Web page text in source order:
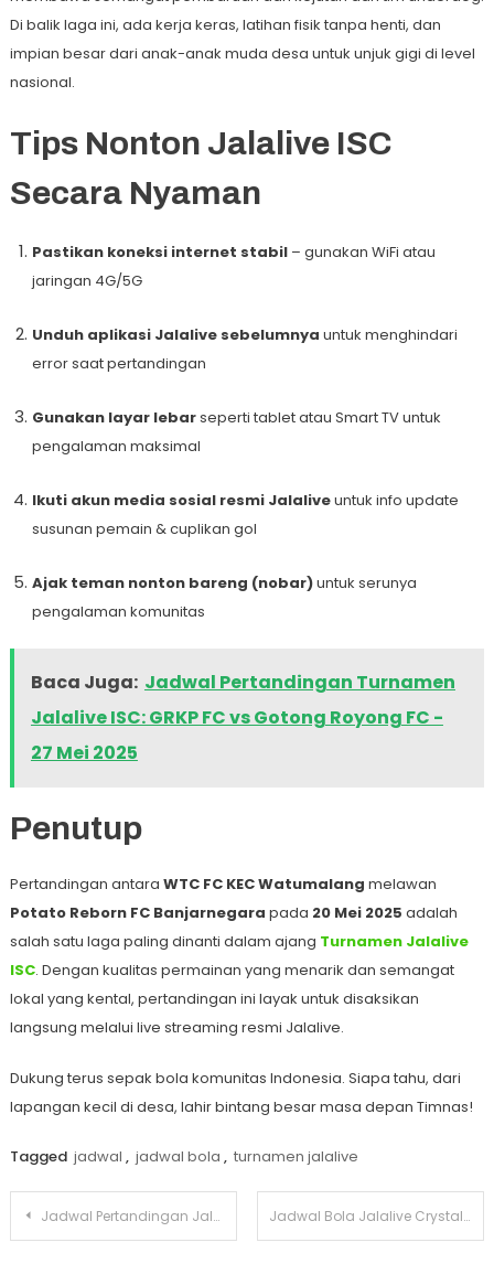
Di balik laga ini, ada kerja keras, latihan fisik tanpa henti, dan
impian besar dari anak-anak muda desa untuk unjuk gigi di level
nasional.
Tips Nonton Jalalive ISC
Secara Nyaman
Pastikan koneksi internet stabil– gunakan WiFi atau
jaringan 4G/5G
Unduh aplikasi Jalalive sebelumnya untuk menghindari
error saat pertandingan
Gunakan layar lebarseperti tablet atau Smart TV untuk
pengalaman maksimal
Ikuti akun media sosial resmi Jalaliveuntuk info update
susunan pemain & cuplikan gol
Ajak teman nonton bareng (nobar)untuk serunya
pengalaman komunitas
Baca Juga: Jadwal Pertandingan Turnamen
Jalalive ISC: GRKP FC vs Gotong Royong FC -
27 Mei 2025
Penutup
Pertandingan antara WTC FC KEC Watumalang melawan
Potato Reborn FC Banjarnegara pada 20 Mei 2025 adalah
salah satu laga paling dinanti dalam ajang Turnamen Jalalive
ISC. Dengan kualitas permainan yang menarik dan semangat
lokal yang kental, pertandingan ini layak untuk disaksikan
langsung melalui live streaming resmi Jalalive.
Dukung terus sepak bola komunitas Indonesia. Siapa tahu, dari
lapangan kecil di desa, lahir bintang besar masa depan Timnas!
Tagged jadwal , jadwal bola , turnamen jalalive
Navigasi
Jadwal Pertandingan Jalalive Brighton vs Liverpool Liga Inggris 20 Mei 2025 Jadwal Bola Jalalive Crystal Palace vs Wolverhampton Liga Inggris 21 Mei 2025